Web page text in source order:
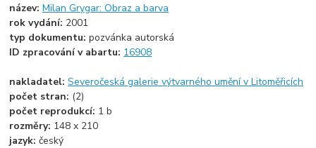
název:Milan Grygar: Obraz a barva
rok vydání: 2001
typ dokumentu:pozvánka autorská
ID zpracování v abartu: 16908
nakladatel:Severočeská galerie výtvarného umění v Litoměřicích
počet stran: (2)
počet reprodukcí: 1 b
rozměry: 148 x 210
jazyk:český